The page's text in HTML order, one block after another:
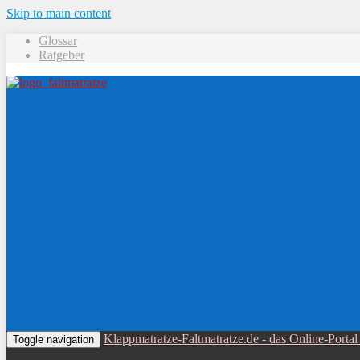
Skip to main content
Glossar
Ratgeber
Toggle navigation Klappmatratze-Faltmatratze.de - das Online-